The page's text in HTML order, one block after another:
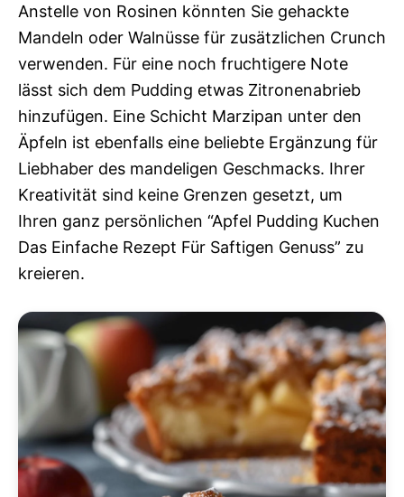
Anstelle von Rosinen könnten Sie gehackte
Mandeln oder Walnüsse für zusätzlichen Crunch
verwenden. Für eine noch fruchtigere Note
lässt sich dem Pudding etwas Zitronenabrieb
hinzufügen. Eine Schicht Marzipan unter den
Äpfeln ist ebenfalls eine beliebte Ergänzung für
Liebhaber des mandeligen Geschmacks. Ihrer
Kreativität sind keine Grenzen gesetzt, um
Ihren ganz persönlichen “Apfel Pudding Kuchen
Das Einfache Rezept Für Saftigen Genuss” zu
kreieren.